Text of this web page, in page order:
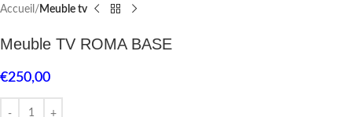
Accueil Meuble tv
Meuble TV ROMA BASE
€250,00